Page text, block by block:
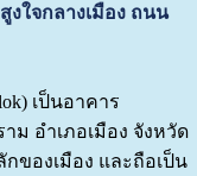
ใจกลางเมือง ถนน
เป็นอาคาร
ม อำเภอเมือง จังหวัด
ของเมือง และถือเป็น